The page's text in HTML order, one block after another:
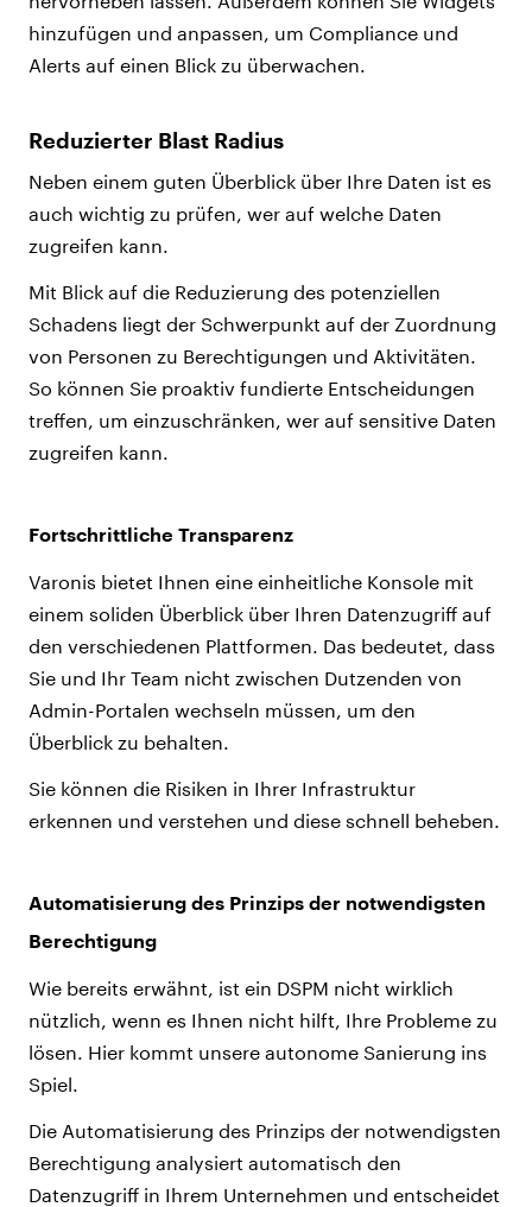
hinzufügen und anpassen, um Compliance und
Alerts auf einen Blick zu überwachen.
Reduzierter Blast Radius
Neben einem guten Überblick über Ihre Daten ist es
auch wichtig zu prüfen, wer auf welche Daten
zugreifen kann.
Mit Blick auf die Reduzierung des potenziellen
Schadens liegt der Schwerpunkt auf der Zuordnung
von Personen zu Berechtigungen und Aktivitäten.
So können Sie proaktiv fundierte Entscheidungen
treffen, um einzuschränken, wer auf sensitive Daten
zugreifen kann.
Fortschrittliche Transparenz
Varonis bietet Ihnen eine einheitliche Konsole mit
einem soliden Überblick über Ihren Datenzugriff auf
den verschiedenen Plattformen. Das bedeutet, dass
Sie und Ihr Team nicht zwischen Dutzenden von
Admin-Portalen wechseln müssen, um den
Überblick zu behalten.
Sie können die Risiken in Ihrer Infrastruktur
erkennen und verstehen und diese schnell beheben.
Automatisierung des Prinzips der notwendigsten
Berechtigung
Wie bereits erwähnt, ist ein DSPM nicht wirklich
nützlich, wenn es Ihnen nicht hilft, Ihre Probleme zu
lösen. Hier kommt unsere autonome Sanierung ins
Spiel.
Die Automatisierung des Prinzips der notwendigsten
Berechtigung analysiert automatisch den
Datenzugriff in Ihrem Unternehmen und entscheidet